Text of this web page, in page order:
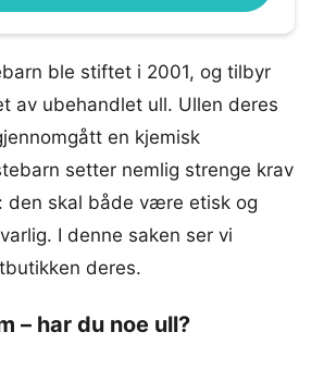
ble stiftet i 2001, og tilbyr
av ubehandlet ull. Ullen deres
en kjemisk
setter nemlig strenge krav
den skal både være etisk og
I denne saken ser vi
deres.
– har du noe ull?